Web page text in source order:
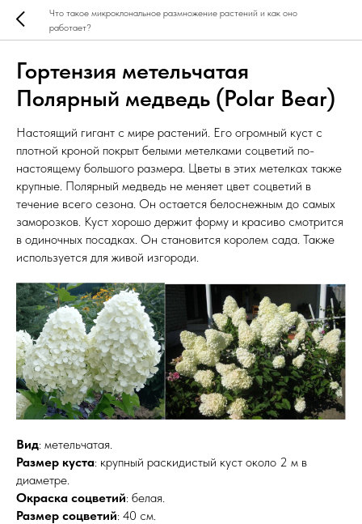
Что такое микроклональное размножение растений и как оно
работает?
Гортензия метельчатая
Полярный медведь (Polar Bear)
Настоящий гигант с мире растений. Его огромный куст с
плотной кроной покрыт белыми метелками соцветий по-
настоящему большого размера. Цветы в этих метелках также
крупные. Полярный медведь не меняет цвет соцветий в
течение всего сезона. Он остается белоснежным до самых
заморозков. Куст хорошо держит форму и красиво смотрится
в одиночных посадках. Он становится королем сада. Также
используется для живой изгороди.
Вид: метельчатая.
Размер куста: крупный раскидистый куст около 2 м в
диаметре.
Окраска соцветий: белая.
Размер соцветий: 40 см.